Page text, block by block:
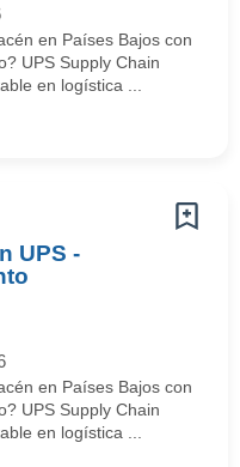
en Países Bajos con
UPS Supply Chain
en logística ...
UPS -
en Países Bajos con
UPS Supply Chain
en logística ...